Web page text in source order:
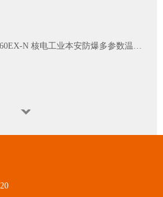
TH160EX-N 核电工业本安防爆多参数温湿度变送器